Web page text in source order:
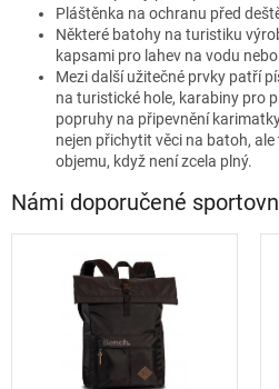
Pláštěnka na ochranu před
Některé batohy na turistiku
kapsami pro lahev na vodu
Mezi další užitečné prvky patří
na turistické hole, karabiny pro
popruhy na připevnění
nejen přichytit věci na batoh,
objemu, když není zcela plný.
Námi doporučené